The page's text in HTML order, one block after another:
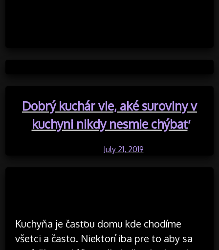
Dobrý kuchár vie, aké suroviny v
kuchyni nikdy nesmie chýbať
July 21, 2019
Kuchyňa je časťou domu kde chodíme
všetci a často. Niektorí iba pre to aby sa